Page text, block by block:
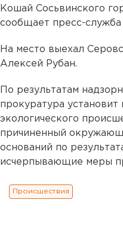
Кошай Сосьвинского
сообщает пресс-
На место выехал
Алексей Рубан.
По результатам
прокуратура установит
экологического
причиненный
оснований по
исчерпывающие меры
Происшествия